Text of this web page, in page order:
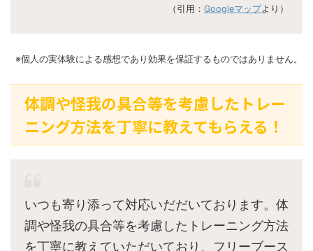
（引用： Googleマップより）
※個人の実体験による感想であり効果を保証するものではありません。
体調や怪我の具合等を考慮したトレー
ニング方法を丁寧に教えてもらえる！
いつも寄り添って対応いだだいております。体
調や怪我の具合等を考慮したトレーニング方法
を丁寧に教えていただいており、フリーブース